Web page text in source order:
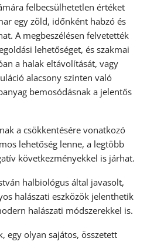
felbecsülhetetlen értéket
egy zöld, időnként habzó és
A megbeszélésen felvetették
lehetőséget, és szakmai
a halak eltávolítását, vagy
alacsony szinten való
bemosódásnak a jelentős
a csökkentésére vonatkozó
lehetőség lenne, a legtöbb
következményekkel is járhat.
halbiológus által javasolt,
halászati eszközök jelenthetik
halászati módszerekkel is.
egy olyan sajátos, összetett